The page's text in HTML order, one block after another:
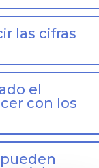
las cifras
el
con los